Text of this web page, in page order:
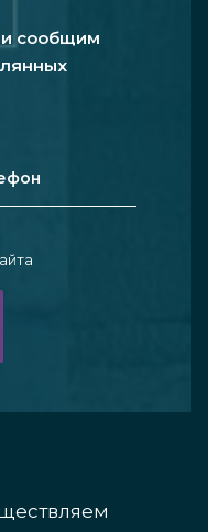
сообщим